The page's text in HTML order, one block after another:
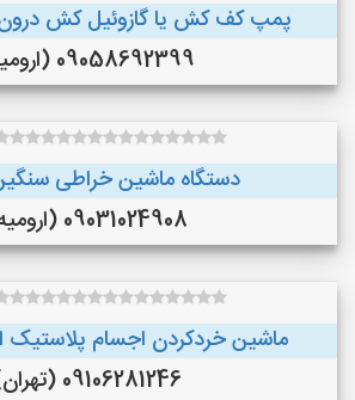
پمپ کف کش یا گازوئیل کش درون
09058692399 (ارومیه)
دستگاه ماشین خراطی
09031024908 (ارومیه)
ماشین خردکردن اجسام
09106281246 (تهران)